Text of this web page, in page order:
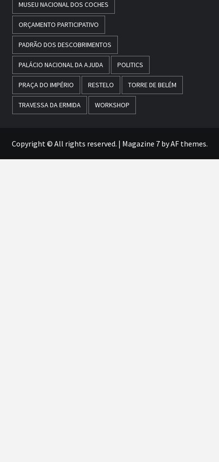
MUSEU NACIONAL DOS COCHES
ORÇAMENTO PARTICIPATIVO
PADRÃO DOS DESCOBRIMENTOS
PALÁCIO NACIONAL DA AJUDA POLITICS
PRAÇA DO IMPÉRIO RESTELO TORRE DE BELÉM
TRAVESSA DA ERMIDA WORKSHOP
Copyright © All rights reserved. | Magazine 7by AF themes.